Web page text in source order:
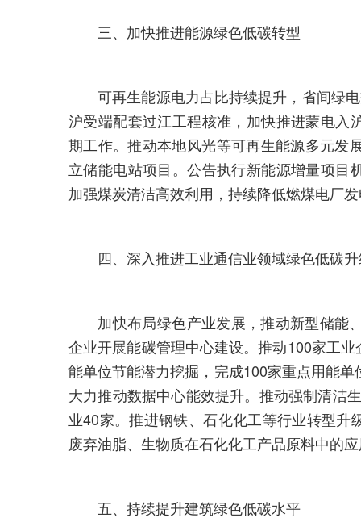
三、加快推进能源绿色低碳转型
可再生能源电力占比持续提升，省间绿电
沪受端配套过江工程核准，加快推进蒙电入
期工作。推动本地风光等可再生能源多元发
立储能电站项目。公告执行新能源增量项目
加强煤炭清洁高效利用，持续降低燃煤电厂
四、深入推进工业通信业领域绿色低碳
加快布局绿色产业发展，推动新型储能
企业开展能碳管理中心建设。推动100家工
能单位节能潜力挖掘，完成100家重点用能
大力推动数据中心能效提升。推动强制清洁
业40家。推进钢铁、石化化工等行业转型
废弃油脂、生物质在石化化工产品原料中的
五、持续提升建筑绿色低碳水平